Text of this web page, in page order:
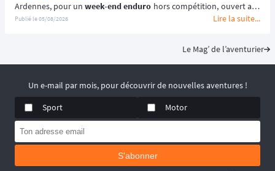
Ardennes, pour un week-end enduro hors compétition, ouvert aux
motos enduro, trail et trial dès 125 cm³. 🏍️
aventure moto mise sur
📆 Prochaines dates : du 19 au 20 Septembre 2026.
Publié le05/08/2026 Lire la suite...
Le Mag’ de l’aventurier
Un e-mail par mois, pour découvrir de nouvelles aventures !
Sport
Motor
S'abonner